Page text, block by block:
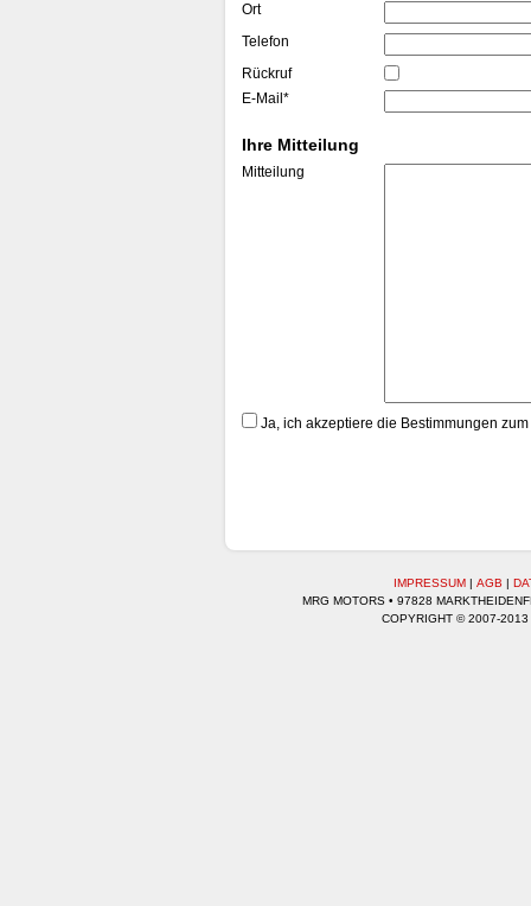
Ort
Telefon
Rückruf
E-Mail*
Ihre Mitteilung
Mitteilung
Ja, ich akzeptiere die Bestimmungen
IMPRESSUM | AGB |
MRG MOTORS • 97828
COPYRIGHT © 2007-2013